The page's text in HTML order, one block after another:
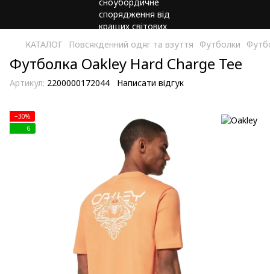
КАТАЛОГ Повсякденний одяг та взуття Футболки
Футболка Oakley Hard Charge Tee
Артикул: 2200000172044 Написати відгук
−30%
6